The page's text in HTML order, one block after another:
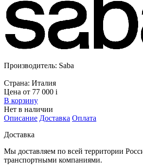
Производитель: Saba
Страна: Италия
Цена от 77 000 i
В корзину
Нет в наличии
Описание Доставка Оплата
Доставка
Мы доставляем по всей территории
транспортными компаниями.